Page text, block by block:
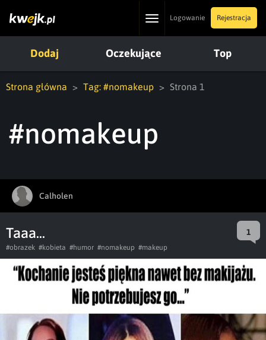
ToggleLogowanie Rejestracja
Dodaj Oczekujące Top
Strona główna Tag: #nomakeup Strona 1
#nomakeup
Calholen
Taaa... 1
#obrazek #kobieta #humor #nomakeup #makeup